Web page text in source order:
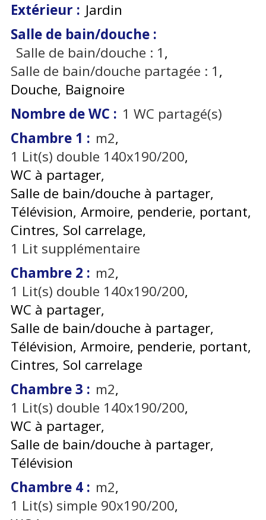
Extérieur : Jardin
Salle de bain/douche :
Salle de bain/douche : 1
Salle de bain/douche partagée : 1
Douche Baignoire
Nombre de WC : 1 WC partagé(s)
Chambre 1 : m2
1 Lit(s) double 140x190/200
WC à partager
Salle de bain/douche à partager
Télévision Armoire, penderie, portant
Cintres Sol carrelage
1 Lit supplémentaire
Chambre 2 : m2
1 Lit(s) double 140x190/200
WC à partager
Salle de bain/douche à partager
Télévision Armoire, penderie, portant
Cintres Sol carrelage
Chambre 3 : m2
1 Lit(s) double 140x190/200
WC à partager
Salle de bain/douche à partager
Télévision
Chambre 4 : m2
1 Lit(s) simple 90x190/200